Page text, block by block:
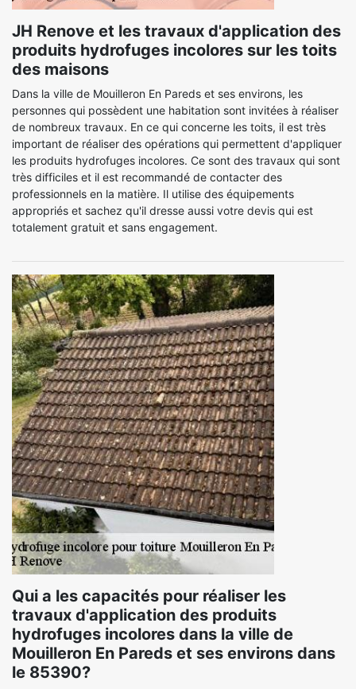
JH Renove et les travaux d'application des
produits hydrofuges incolores sur les toits
des maisons
Dans la ville de Mouilleron En Pareds et ses environs, les
personnes qui possèdent une habitation sont invitées à réaliser
de nombreux travaux. En ce qui concerne les toits, il est très
important de réaliser des opérations qui permettent d'appliquer
les produits hydrofuges incolores. Ce sont des travaux qui sont
très difficiles et il est recommandé de contacter des
professionnels en la matière. Il utilise des équipements
appropriés et sachez qu'il dresse aussi votre devis qui est
totalement gratuit et sans engagement.
Qui a les capacités pour réaliser les
travaux d'application des produits
hydrofuges incolores dans la ville de
Mouilleron En Pareds et ses environs dans
le 85390?